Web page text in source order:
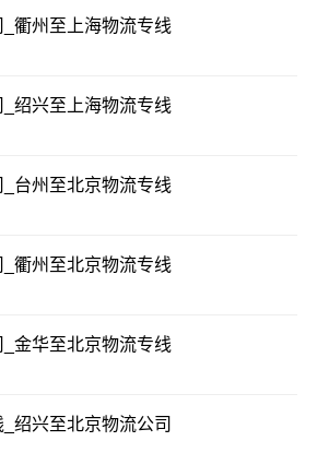
衢州至上海物流专线
绍兴至上海物流专线
台州至北京物流专线
衢州至北京物流专线
金华至北京物流专线
绍兴至北京物流公司